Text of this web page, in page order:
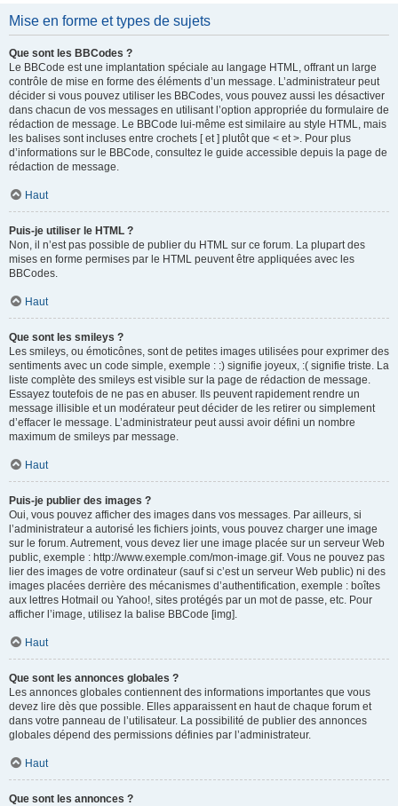
Mise en forme et types de sujets
Que sont les BBCodes ?
Le BBCode est une implantation spéciale au langage HTML, offrant un large
contrôle de mise en forme des éléments d’un message. L’administrateur peut
décider si vous pouvez utiliser les BBCodes, vous pouvez aussi les désactiver
dans chacun de vos messages en utilisant l’option appropriée du formulaire de
rédaction de message. Le BBCode lui-même est similaire au style HTML, mais
les balises sont incluses entre crochets [ et ] plutôt que < et >. Pour plus
d’informations sur le BBCode, consultez le guide accessible depuis la page de
rédaction de message.
Haut
Puis-je utiliser le HTML ?
Non, il n’est pas possible de publier du HTML sur ce forum. La plupart des
mises en forme permises par le HTML peuvent être appliquées avec les
BBCodes.
Haut
Que sont les smileys ?
Les smileys, ou émoticônes, sont de petites images utilisées pour exprimer des
sentiments avec un code simple, exemple : :) signifie joyeux, :( signifie triste. La
liste complète des smileys est visible sur la page de rédaction de message.
Essayez toutefois de ne pas en abuser. Ils peuvent rapidement rendre un
message illisible et un modérateur peut décider de les retirer ou simplement
d’effacer le message. L’administrateur peut aussi avoir défini un nombre
maximum de smileys par message.
Haut
Puis-je publier des images ?
Oui, vous pouvez afficher des images dans vos messages. Par ailleurs, si
l’administrateur a autorisé les fichiers joints, vous pouvez charger une image
sur le forum. Autrement, vous devez lier une image placée sur un serveur Web
public, exemple : http://www.exemple.com/mon-image.gif. Vous ne pouvez pas
lier des images de votre ordinateur (sauf si c’est un serveur Web public) ni des
images placées derrière des mécanismes d’authentification, exemple : boîtes
aux lettres Hotmail ou Yahoo!, sites protégés par un mot de passe, etc. Pour
afficher l’image, utilisez la balise BBCode [img].
Haut
Que sont les annonces globales ?
Les annonces globales contiennent des informations importantes que vous
devez lire dès que possible. Elles apparaissent en haut de chaque forum et
dans votre panneau de l’utilisateur. La possibilité de publier des annonces
globales dépend des permissions définies par l’administrateur.
Haut
Que sont les annonces ?